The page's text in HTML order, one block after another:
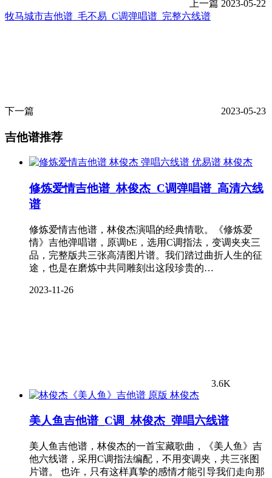
上一篇 2023-05-22
牧马城市吉他谱_毛不易_C调弹唱谱_完整六线谱
下一篇 2023-05-23
吉他谱推荐
林俊杰
修炼爱情吉他谱_林俊杰_C调弹唱谱_高清六线
谱
修炼爱情吉他谱，林俊杰演唱的经典情歌。《修炼爱
情》吉他弹唱谱，原调bE，选用C调指法，变调夹夹三
品，完整版共三张高清图片谱。我们踏过曲折人生的征
途，也是在磨炼中共同雕刻出这段珍贵的…
2023-11-26
3.6K
林俊杰
美人鱼吉他谱_C调_林俊杰_弹唱六线谱
美人鱼吉他谱，林俊杰的一首宝藏歌曲，《美人鱼》吉
他六线谱，采用C调指法编配，不用变调夹，共三张图
片谱。 也许，只有这样真挚的感情才能引导我们走向那